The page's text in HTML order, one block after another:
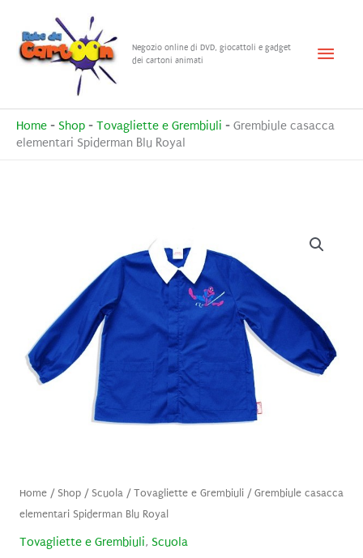
contenuto
Negozio online di DVD, giocattoli e gadget
dei cartoni animati
Menu
Home - Shop - Tovagliette e Grembiuli - Grembiule casacca
elementari Spiderman Blu Royal
Home/ Shop/ Scuola/Tovagliette e Grembiuli/ Grembiule casacca
elementari Spiderman Blu Royal
Tovagliette e Grembiuli, Scuola